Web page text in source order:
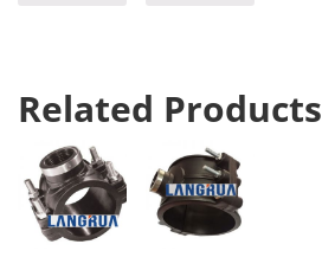
Related Products